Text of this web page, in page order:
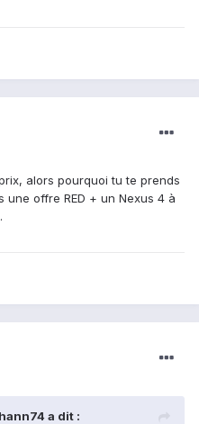
alors pourquoi tu te prends
offre RED + un Nexus 4 à
a dit :